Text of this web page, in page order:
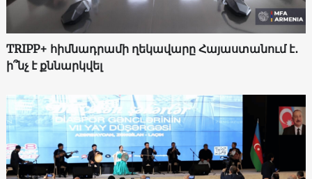
TRIPP+ հիմնադրամի ղեկավարը Հայաստանում է․
ի՞նչ է քննարկվել